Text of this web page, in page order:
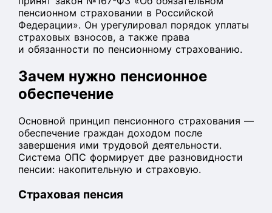
пенсионном страховании в Российской
Федерации». Он урегулировал порядок уплаты
страховых взносов, а также права
и обязанности по пенсионному страхованию.
Зачем нужно пенсионное
обеспечение
Основной принцип пенсионного страхования —
обеспечение граждан доходом после
завершения ими трудовой деятельности.
Система ОПС формирует две разновидности
пенсии: накопительную и страховую.
Страховая пенсия